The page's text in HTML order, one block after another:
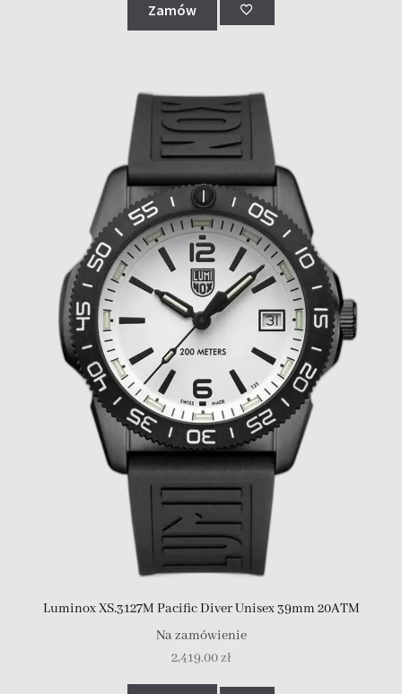
Zamów
Luminox XS.3127M Pacific Diver Unisex 39mm 20ATM
Na zamówienie
2,419.00zł